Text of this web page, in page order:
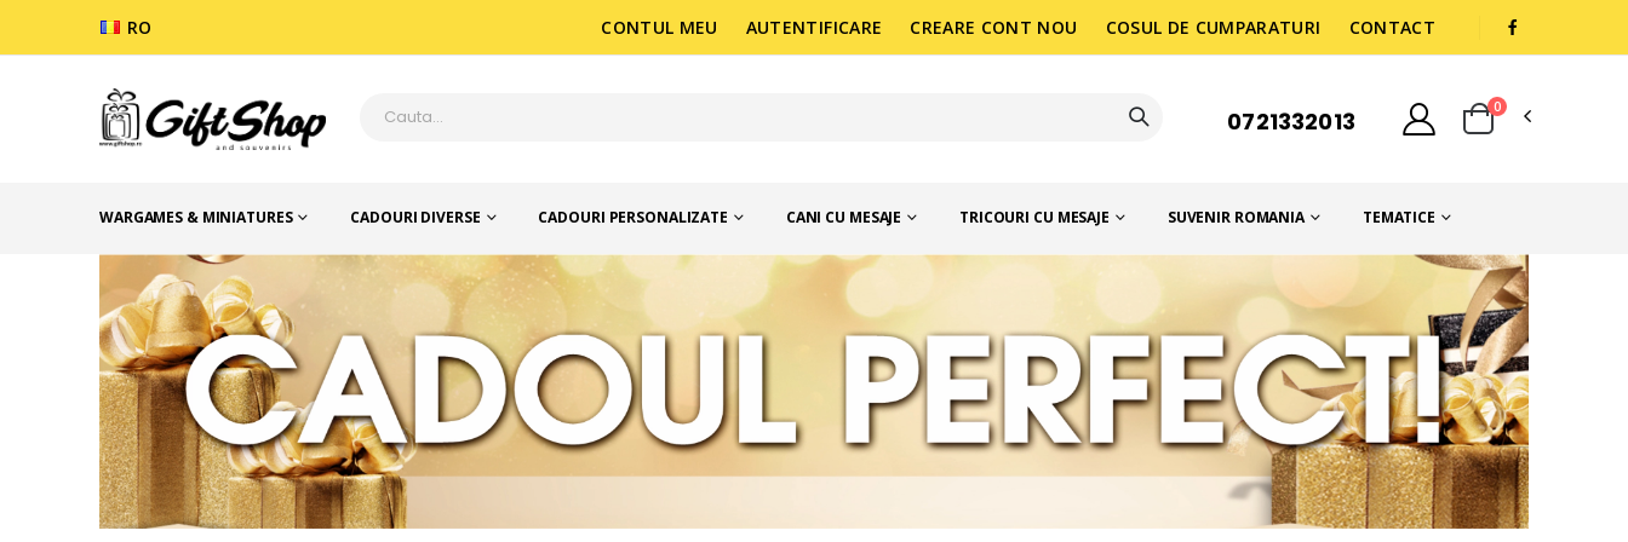
RO CONTUL MEU AUTENTIFICARE CREARE CONT NOU COSUL DE CUMPARATURI CONTACT
0721332013
0
WARGAMES & MINIATURES CADOURI DIVERSE CADOURI PERSONALIZATE CANI CU MESAJE TRICOURI CU MESAJE SUVENIR ROMANIA TEMATICE